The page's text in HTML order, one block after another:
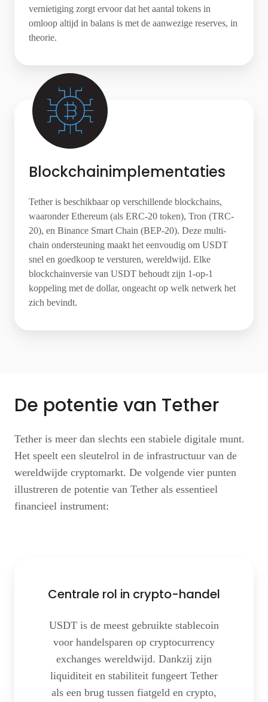
vernietiging zorgt ervoor dat het aantal tokens in
omloop altijd in balans is met de aanwezige reserves, in
theorie.
Blockchainimplementaties
Tether is beschikbaar op verschillende blockchains,
waaronder Ethereum (als ERC-20 token), Tron (TRC-
20), en Binance Smart Chain (BEP-20). Deze multi-
chain ondersteuning maakt het eenvoudig om USDT
snel en goedkoop te versturen, wereldwijd. Elke
blockchainversie van USDT behoudt zijn 1-op-1
koppeling met de dollar, ongeacht op welk netwerk het
zich bevindt.
De potentie van Tether
Tether is meer dan slechts een stabiele digitale munt.
Het speelt een sleutelrol in de infrastructuur van de
wereldwijde cryptomarkt. De volgende vier punten
illustreren de potentie van Tether als essentieel
financieel instrument:
Centrale rol in crypto-handel
USDT is de meest gebruikte stablecoin
voor handelsparen op cryptocurrency
exchanges wereldwijd. Dankzij zijn
liquiditeit en stabiliteit fungeert Tether
als een brug tussen fiatgeld en crypto,